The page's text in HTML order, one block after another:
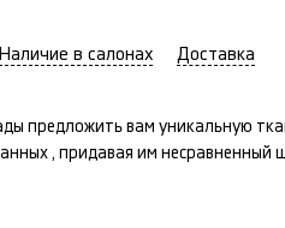
Наличие в салонах Доставка
предложить вам уникальную
, придавая им несравненный